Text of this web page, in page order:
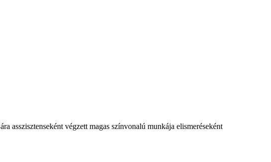
asszisztenseként végzett magas színvonalú munkája elismeréseként